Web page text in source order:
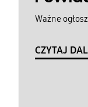
Ważne
CZYTAJ